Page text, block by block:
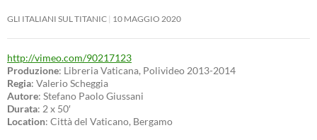
GLI ITALIANI SUL TITANIC 10 MAGGIO 2020
http://vimeo.com/90217123
Produzione: Libreria Vaticana, Polivideo 2013-2014
Regia: Valerio Scheggia
Autore: Stefano Paolo Giussani
Durata: 2 x 50′
Location: Città del Vaticano, Bergamo